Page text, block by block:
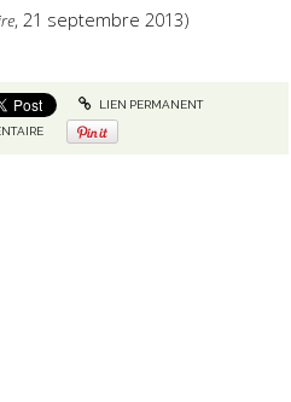
, 21 septembre 2013)
LIEN PERMANENT